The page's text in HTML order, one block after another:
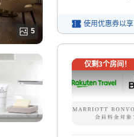
5
使用优惠券以享
仅剩3个房间！